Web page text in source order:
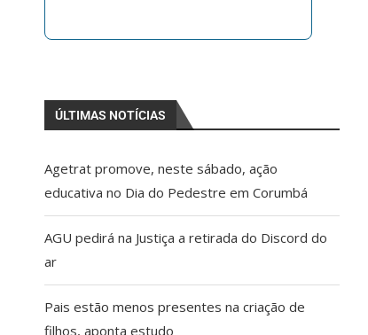
ÚLTIMAS NOTÍCIAS
Agetrat promove, neste sábado, ação
educativa no Dia do Pedestre em Corumbá
AGU pedirá na Justiça a retirada do Discord do
ar
Pais estão menos presentes na criação de
filhos, aponta estudo